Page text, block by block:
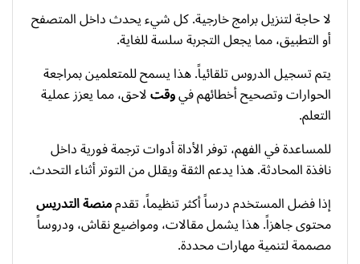
لا حاجة لتنزيل برامج خارجية. كل شيء يحدث داخل المتصفح
أو التطبيق، مما يجعل التجربة سلسة للغاية.
يتم تسجيل الدروس تلقائياً. هذا يسمح للمتعلمين بمراجعة
الحوارات وتصحيح أخطائهم فيوقتلاحق، مما يعزز عملية
التعلم.
للمساعدة في الفهم، توفر الأداة أدوات ترجمة فورية داخل
نافذة المحادثة. هذا يدعم الثقة ويقلل من التوتر أثناء التحدث.
إذا فضل المستخدم درساً أكثر تنظيماً، تقدممنصة التدريس
محتوى جاهزاً. هذا يشمل مقالات، ومواضيع نقاش، ودروساً
مصممة لتنمية مهارات محددة.